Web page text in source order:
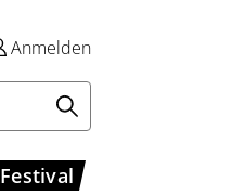
Anmelden
Festival